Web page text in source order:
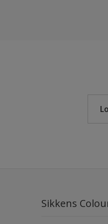
Sikkens